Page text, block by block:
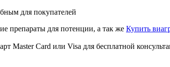
для покупателей
препараты для потенции, а так же Купить
Master Card или Visa для бесплатной